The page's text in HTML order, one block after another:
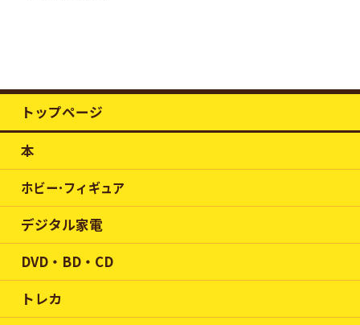
トップページ
本
ホビー･フィギュア
デジタル家電
DVD・BD・CD
トレカ